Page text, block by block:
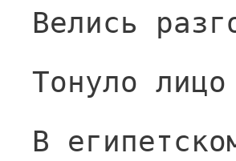
Велись
Тонуло
В